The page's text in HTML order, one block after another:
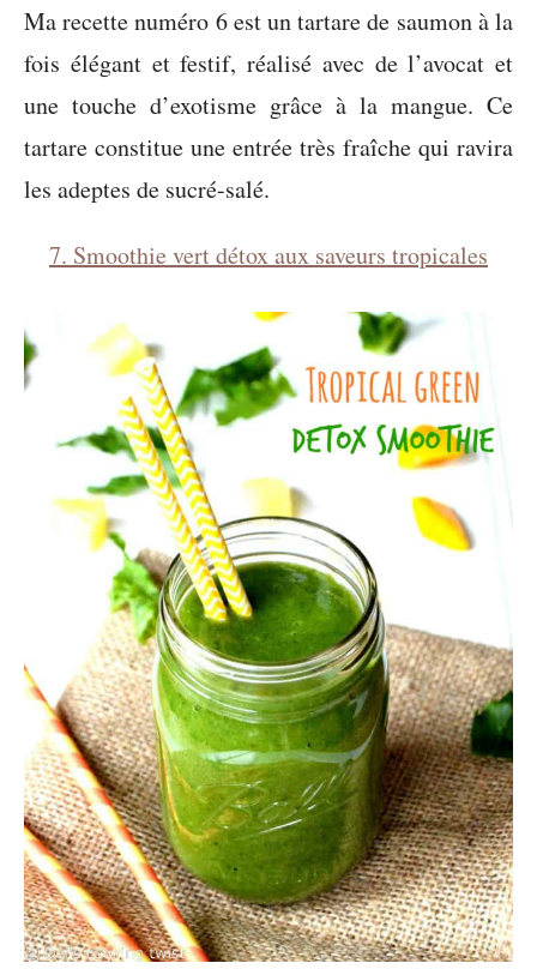
Ma recette numéro 6 est un tartare de saumon à la
fois élégant et festif, réalisé avec de l’avocat et
une touche d’exotisme grâce à la mangue. Ce
tartare constitue une entrée très fraîche qui ravira
les adeptes de sucré-salé.
7. Smoothie vert détox aux saveurs tropicales